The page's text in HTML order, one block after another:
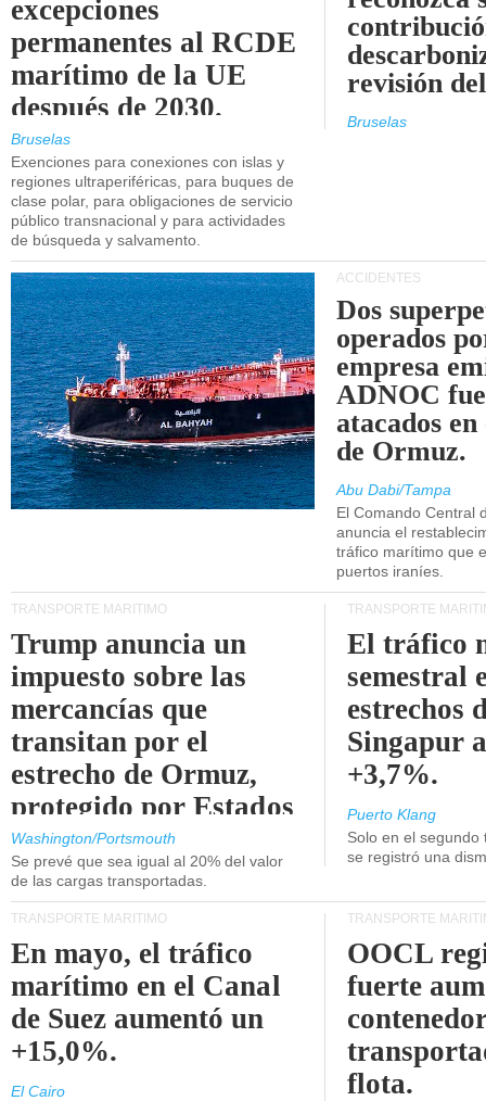
excepciones
permanentes al RCDE
marítimo de la UE
después de 2030.
Bruselas
Exenciones para conexiones con islas y
regiones ultraperiféricas, para buques de
clase polar, para obligaciones de servicio
público transnacional y para actividades
de búsqueda y salvamento.
revisión
Bruselas
ACCIDENTES
Dos
operados
empresa
ADNOC
atacados
de Ormuz.
Abu Dabi/Tampa
El Comando Central
anuncia el
tráfico marítimo que
puertos iraníes.
TRANSPORTE MARÍTIMO
Trump anuncia un
impuesto sobre las
mercancías que
transitan por el
estrecho de Ormuz,
protegido por Estados
Unidos.
Washington/Portsmouth
Se prevé que sea igual al 20% del valor
de las cargas transportadas.
TRANSPORTE
El tráfico
semestral
estrechos
Singapur
+3,7%.
Puerto Klang
Solo en el
se registró una
TRANSPORTE MARÍTIMO
En mayo, el tráfico
marítimo en el Canal
de Suez aumentó un
+15,0%.
El Cairo
TRANSPORTE
OOCL
fuerte
flota.